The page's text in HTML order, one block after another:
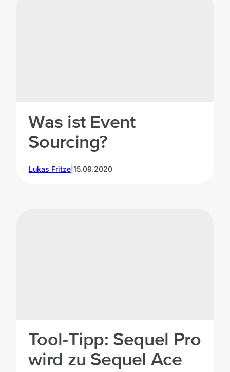
Was ist Event
Sourcing?
Lukas Fritze| 15.09.2020
Tool-Tipp: Sequel Pro
wird zu Sequel Ace